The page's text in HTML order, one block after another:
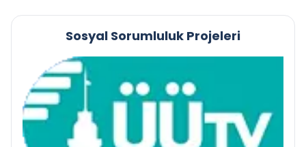
Sosyal Sorumluluk Projeleri